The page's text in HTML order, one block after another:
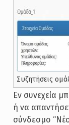
Συζητήσεις
Εν συνεχεία
ή να
σύνδεσμο